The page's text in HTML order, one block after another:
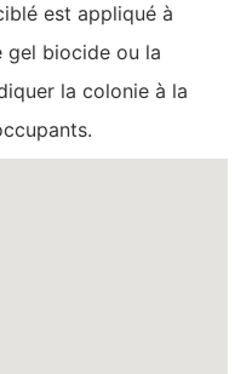
est appliqué à
gel biocide ou la
la colonie à la